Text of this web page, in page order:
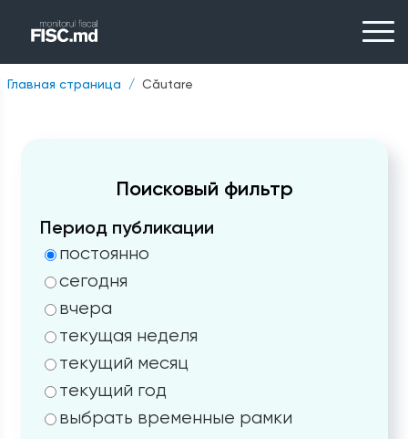
Главная страница Căutare
Поисковый фильтр
Период публикации
постоянно
сегодня
вчера
текущая неделя
текущий месяц
текущий год
выбрать временные рамки